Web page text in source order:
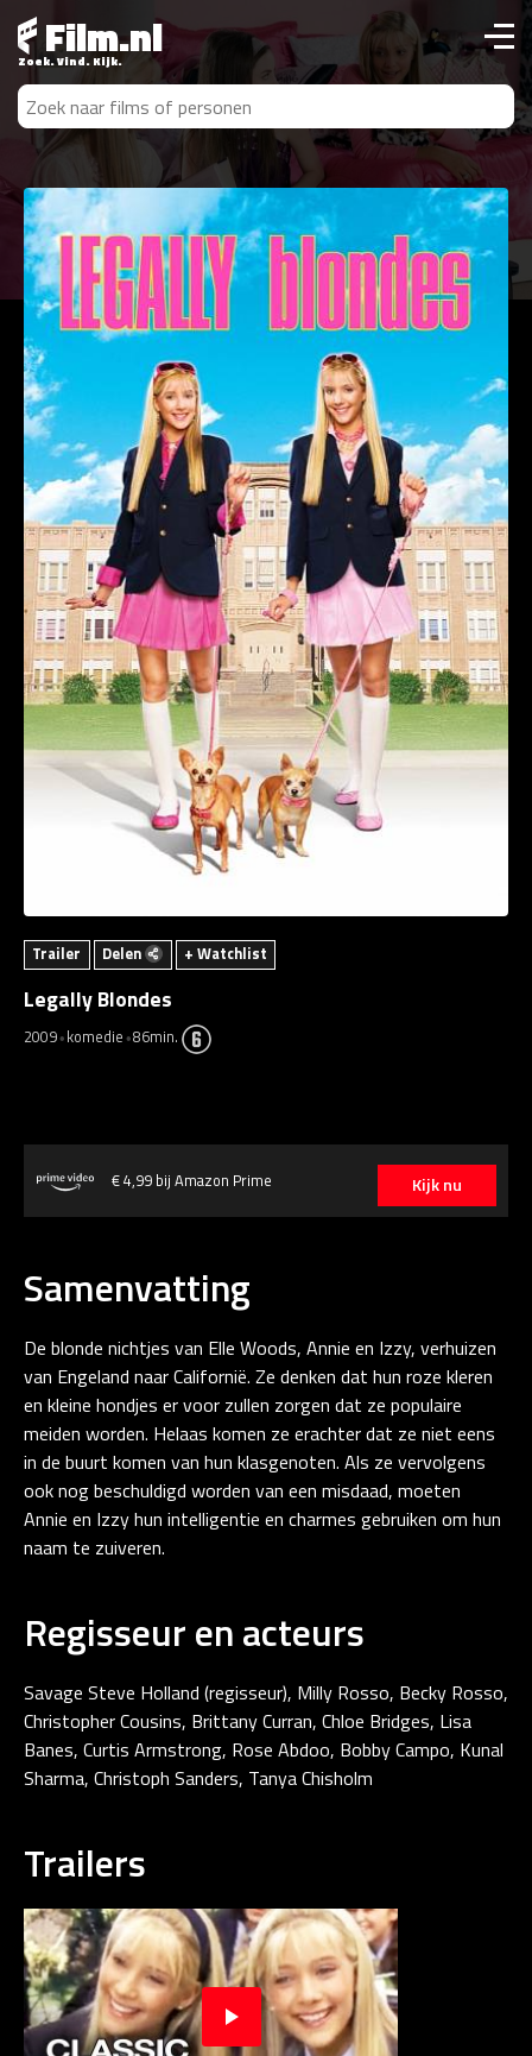
Film.nl
Zoek. Vind. Kijk.
Trailer Delen + Watchlist
Legally Blondes
2009 komedie 86min.
Kijk nu
€ 4,99 bij Amazon Prime
Samenvatting
De blonde nichtjes van Elle Woods, Annie en Izzy, verhuizen
van Engeland naar Californië. Ze denken dat hun roze kleren
en kleine hondjes er voor zullen zorgen dat ze populaire
meiden worden. Helaas komen ze erachter dat ze niet eens
in de buurt komen van hun klasgenoten. Als ze vervolgens
ook nog beschuldigd worden van een misdaad, moeten
Annie en Izzy hun intelligentie en charmes gebruiken om hun
naam te zuiveren.
Regisseur en acteurs
Savage Steve Holland (regisseur), Milly Rosso, Becky Rosso,
Christopher Cousins, Brittany Curran, Chloe Bridges, Lisa
Banes, Curtis Armstrong, Rose Abdoo, Bobby Campo, Kunal
Sharma, Christoph Sanders, Tanya Chisholm
Trailers